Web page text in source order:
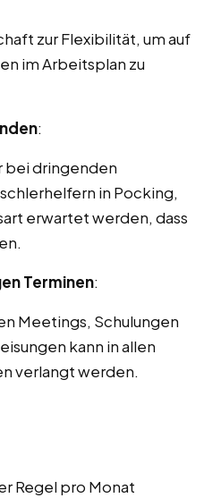
zur Flexibilität, um auf
im Arbeitsplan zu
:
bei dringenden
in Pocking,
erwartet werden, dass
Terminen:
Meetings, Schulungen
kann in allen
verlangt werden.
Regel pro Monat